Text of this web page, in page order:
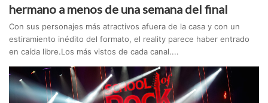
hermano a menos de una semana del final
Con sus personajes más atractivos afuera de la casa y con un
estiramiento inédito del formato, el reality parece haber entrado
en caída libre.Los más vistos de cada canal....